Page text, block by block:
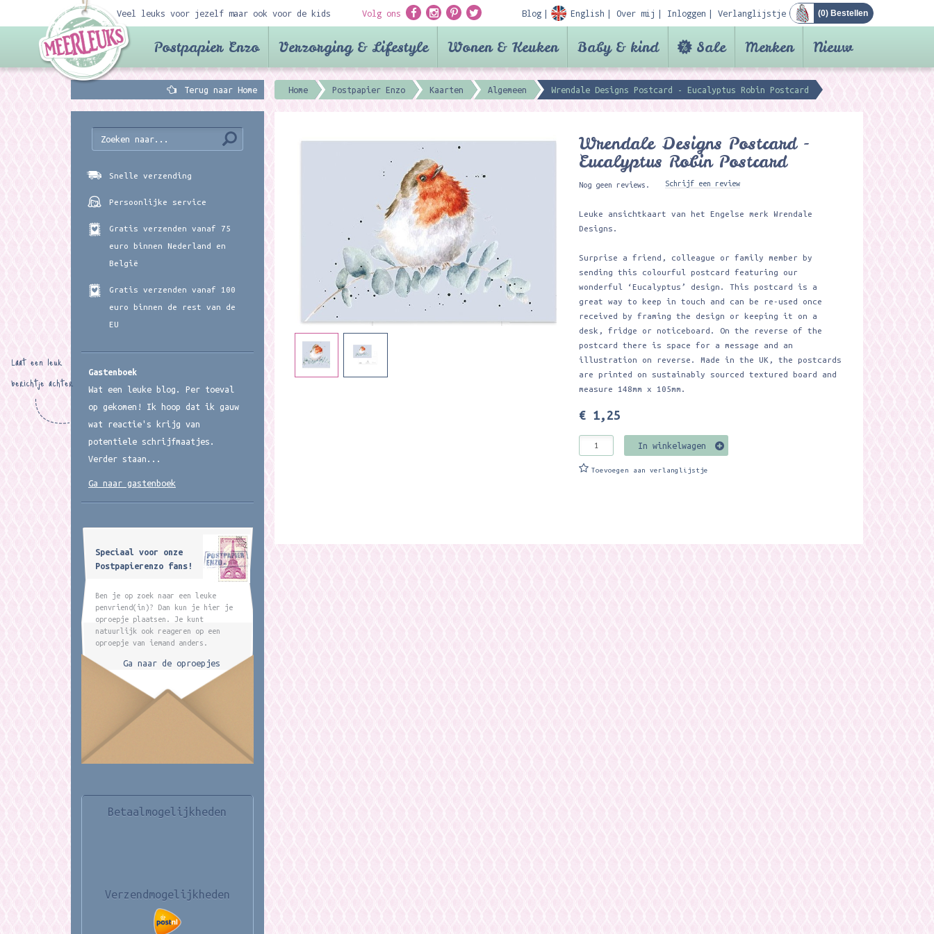
Veel leuks voor jezelf maar ook voor de kids Volg ons Blog English Over mij Inloggen Verlanglijstje (0) Bestellen
Postpapier Enzo Verzorging & Lifestyle Wonen & Keuken Baby & kind Sale Merken Nieuw
Terug naar Home Home Postpapier Enzo Kaarten Algemeen Wrendale Designs Postcard - Eucalyptus Robin Postcard
Wrendale Designs Postcard -
Eucalyptus Robin Postcard
Nog geen reviews. Schrijf een review
Leuke ansichtkaart van het Engelse merk Wrendale
Designs.
Surprise a friend, colleague or family member by
sending this colourful postcard featuring our
wonderful ‘Eucalyptus’ design. This postcard is a
great way to keep in touch and can be re-used once
received by framing the design or keeping it on a
desk, fridge or noticeboard. On the reverse of the
postcard there is space for a message and an
illustration on reverse. Made in the UK, the postcards
are printed on sustainably sourced textured board and
measure 148mm x 105mm.
€ 1,25
In winkelwagen
Toevoegen aan verlanglijstje
Snelle verzending
Persoonlijke service
Gratis verzenden vanaf 75
euro binnen Nederland en
België
Gratis verzenden vanaf 100
euro binnen de rest van de
EU
Gastenboek
Wat een leuke blog. Per toeval
op gekomen! Ik hoop dat ik gauw
wat reactie's krijg van
potentiele schrijfmaatjes.
Verder staan...
Laat een leuk
berichtje achter
Ga naar gastenboek
Speciaal voor onze
Postpapierenzo fans!
Ben je op zoek naar een leuke
penvriend(in)? Dan kun je hier je
oproepje plaatsen. Je kunt
natuurlijk ook reageren op een
oproepje van iemand anders.
Ga naar de oproepjes
Betaalmogelijkheden
Verzendmogelijkheden